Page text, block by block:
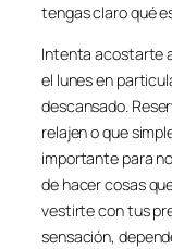
tengas claro qué
Intenta acostarte
el lunes en
descansado.
relajen o que
importante para
de hacer cosas
vestirte con tus
sensación,